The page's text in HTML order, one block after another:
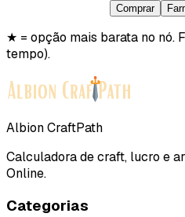
Comprar
★ = opção mais barata no nó.
tempo).
Albion CraftPath
Calculadora de craft, lucro e
Online.
Categorias